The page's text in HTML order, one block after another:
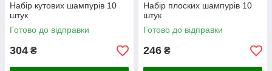
Набір кутових шампурів 10
штук
Готово до відправки
304 ₴
Набір плоских шампурів 10
штук
Готово до відправки
246 ₴